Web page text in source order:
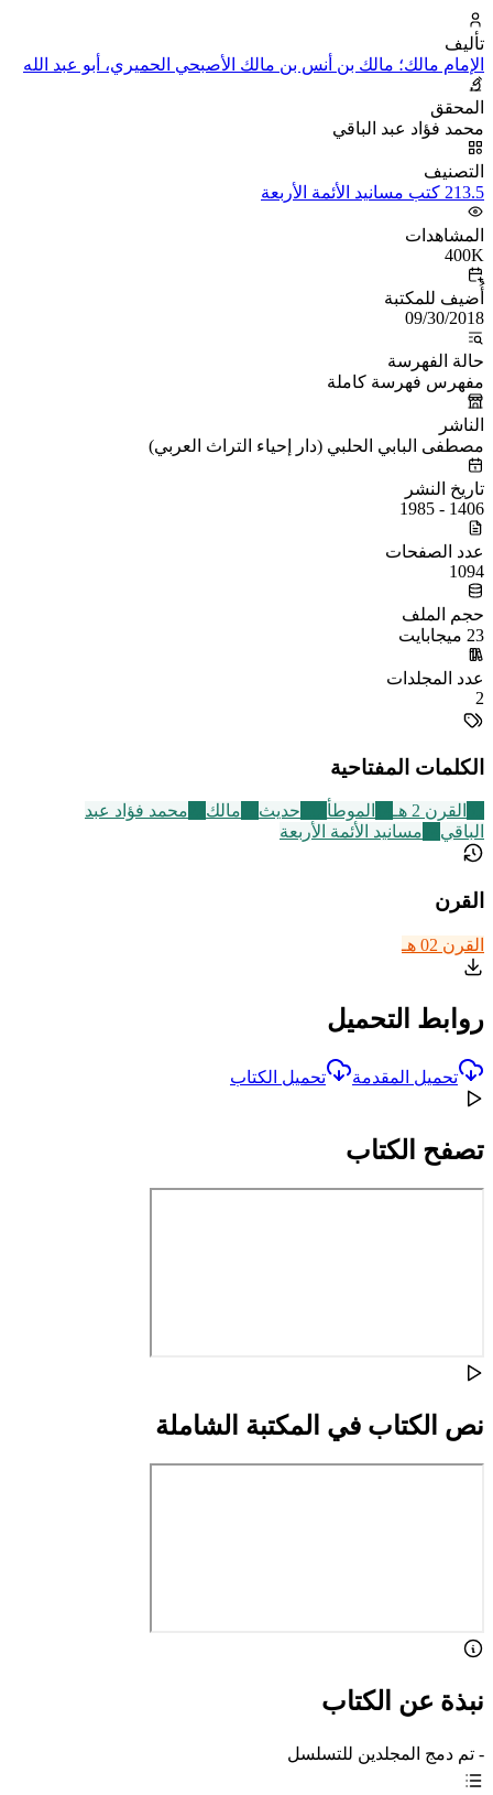
تأليف
الإمام مالك؛ مالك بن أنس بن مالك الأصبحي الحميري، أبو عبد الله
المحقق
محمد فؤاد عبد الباقي
التصنيف
213.5 كتب مسانيد الأئمة الأربعة
المشاهدات
400K
أُضيف للمكتبة
09/30/2018
حالة الفهرسة
مفهرس فهرسة كاملة
الناشر
مصطفى البابي الحلبي (دار إحياء التراث العربي)
تاريخ النشر
1406 - 1985
عدد الصفحات
1094
حجم الملف
23 ميجابايت
عدد المجلدات
2
الكلمات المفتاحية
القرن 2 هـ الموطأ حديث مالك
محمد فؤاد عبد
الباقي
مسانيد الأئمة الأربعة
القرن
القرن 02 هـ
روابط التحميل
تحميل المقدمة تحميل الكتاب
تصفح الكتاب
نص الكتاب في المكتبة الشاملة
نبذة عن الكتاب
- تم دمج المجلدين للتسلسل